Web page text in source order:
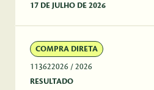
17 DE JULHO DE 2026
COMPRA DIRETA
113622026 / 2026
RESULTADO